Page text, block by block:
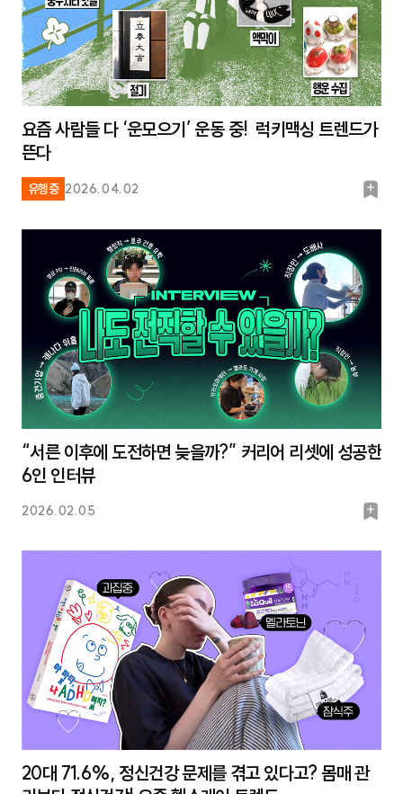
요즘 사람들 다 ‘운모으기’ 운동 중! 럭키맥싱 트렌드가
뜬다
유행중 2026.04.02
북
“서른 이후에 도전하면 늦을까?” 커리어 리셋에 성공한
6인 인터뷰
2026.02.05
북
20대 71.6%, 정신건강 문제를 겪고 있다고? 몸매 관